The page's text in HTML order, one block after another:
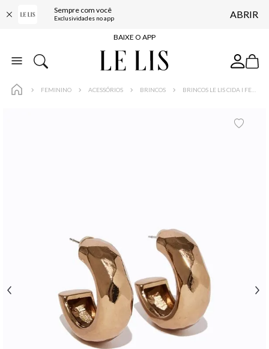
Sempre com você
Exclusividades no app ABRIR
FRETE GRÁTIS*
BAIXE O APP
10% OFF NA PRIMEIRA COMPRA*
FEMININO ACESSÓRIOS BRINCOS